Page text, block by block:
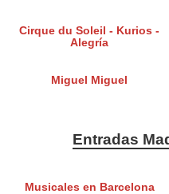
Cirque du Soleil - Kurios -
Alegría
Miguel Miguel
Entradas
Musicales en Barcelona